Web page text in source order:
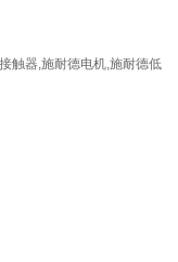
触器,施耐德电机,施耐德低